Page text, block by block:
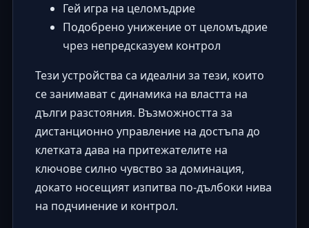
Гей игра на целомъдрие
Подобрено унижение от целомъдрие
чрез непредсказуем контрол
Тези устройства са идеални за тези, които
се занимават с динамика на властта на
дълги разстояния. Възможността за
дистанционно управление на достъпа до
клетката дава на притежателите на
ключове силно чувство за доминация,
докато носещият изпитва по-дълбоки нива
на подчинение и контрол.